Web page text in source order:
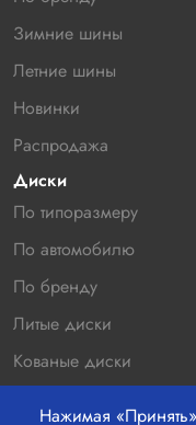
Нажимая
Зимние шины
Летние шины
Новинки
Распродажа
Диски
По типоразмеру
По автомобилю
По бренду
Литые диски
Кованые диски